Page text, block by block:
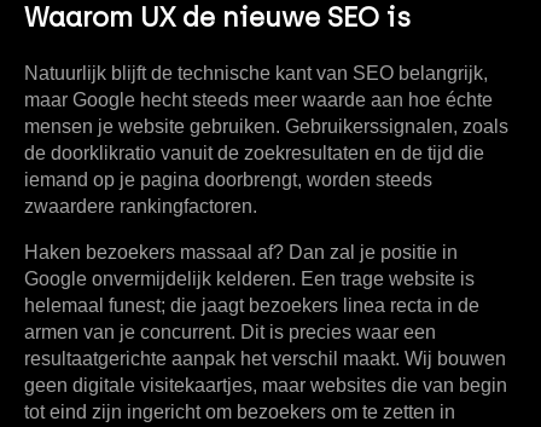
Waarom UX de nieuwe SEO is
Natuurlijk blijft de technische kant van SEO belangrijk,
maar Google hecht steeds meer waarde aan hoe échte
mensen je website gebruiken. Gebruikerssignalen, zoals
de doorklikratio vanuit de zoekresultaten en de tijd die
iemand op je pagina doorbrengt, worden steeds
zwaardere rankingfactoren.
Haken bezoekers massaal af? Dan zal je positie in
Google onvermijdelijk kelderen. Een trage website is
helemaal funest; die jaagt bezoekers linea recta in de
armen van je concurrent. Dit is precies waar een
resultaatgerichte aanpak het verschil maakt. Wij bouwen
geen digitale visitekaartjes, maar websites die van begin
tot eind zijn ingericht om bezoekers om te zetten in